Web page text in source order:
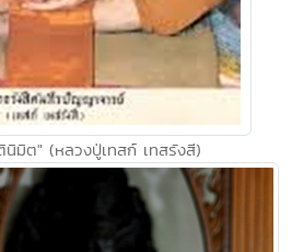
มิต" (หลวงปู่เทสก์ เทสรังสี)